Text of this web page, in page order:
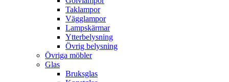
Taklampor
Vägglampor
Lampskärmar
Ytterbelysning
Övrig belysning
Övriga möbler
Glas
Bruksglas